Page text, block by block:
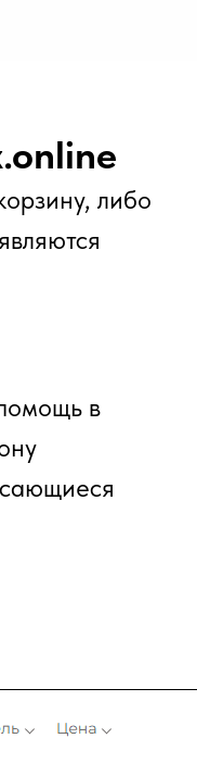
либо
в